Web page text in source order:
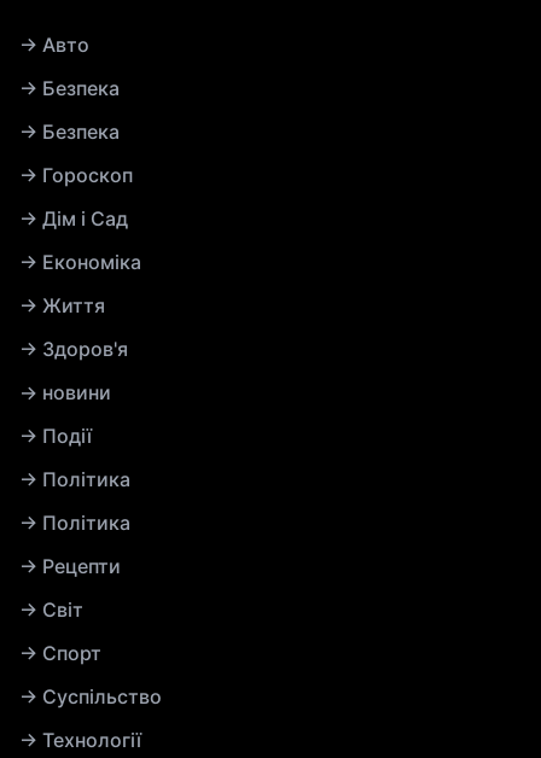
→ Авто
→ Безпека
→ Безпека
→ Гороскоп
→ Дім і Сад
→ Економіка
→ Життя
→ Здоров'я
→ новини
→ Події
→ Політика
→ Політика
→ Рецепти
→ Світ
→ Спорт
→ Суспільство
→ Технології